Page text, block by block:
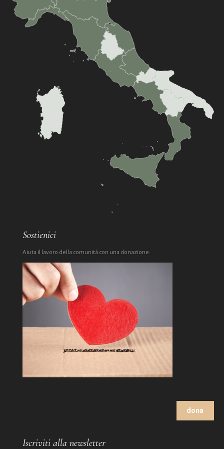
Sostienici
Aiuta il lavoro della comunità con una donazione.
dona
Iscriviti alla newsletter